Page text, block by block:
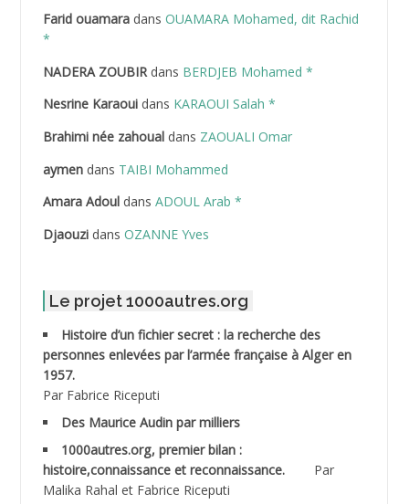
ABDELAZIZ Mohamed
ABDELHAFID Lakhdar
ABDELLI Mohamed
ABDELLI Mohamed *
ABDELMOUMENE Ahmed
ABDESMED Mohamed ben Kaddour
ABDESSELAMI Kouider
ABDESSLEM Ahmed dit le Coiffeur
ABDOUDOU
Farid ouamaradans OUAMARA Mohamed, dit Rachid
*
NADERA ZOUBIRdans BERDJEB Mohamed *
Nesrine Karaouidans KARAOUI Salah *
Brahimi née zahoualdans ZAOUALI Omar
aymendans TAIBI Mohammed
Amara Adouldans ADOUL Arab *
Djaouzidans OZANNE Yves
Le projet 1000autres.org
Histoire d’un fichier secret : la recherche des
personnes enlevées par l’armée française à Alger en
1957.
Par Fabrice Riceputi
Des Maurice Audin par milliers
1000autres.org, premier bilan :
histoire,connaissance et reconnaissance.
Par
Malika Rahal et Fabrice Riceputi